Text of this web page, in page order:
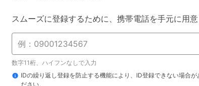
スムーズに登録するために、携帯電話を手元に用意
数字11桁、ハイフンなしで入力
IDの繰り返し登録を防止する機能により、ID登録できない場合が
ださい。